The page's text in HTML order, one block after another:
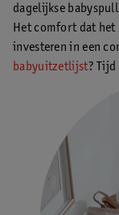
dagelijkse
Het comfort dat het
investeren in een
babyuitzetlijst? Tijd